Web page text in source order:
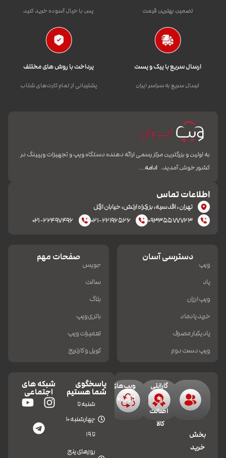
تضمین بهترین قیمت پس با خیال آسوده خرید کنید
ارسال سریع با پیک و پست
ارسال سریع به سراسر ایران
پرداخت با روش های مختلف
پشتیبانی از تمام کارت‌های شتاب
به اولین و بزرگترین مرکز رسمی ارائه دهنده دستگاه ویپ و تجهیزات ویپینگ در
کشور خوش آمدید. ادامه…
اطلاعات تماس
تهران، اقدسیه، بزرکراه ارتش، خیابان ازگل
۰۹۳۳۵۵۷۷۷۲۳
۰۲۱-۲۲۱۹۶۵۲۶ ۰۲۱-۲۲۴۹۷۴۹۶
دسترسی آسان
ویپ
پاد
ویپ ارزان
خرید پادماد
پاد یکبار مصرف
ویپ دست دوم
صفحات مهم
جویس
سالت
بلاگ
باتری ویپ
تعمیرات ویپ
کویل و کارتریج
بخش
خرید
گارانتی
و
اصالت
کالا
ویپ‌های
کارکرده
پاسخگوی
شما هستیم
شنبه تا
چهارشنبه 10
تا 19
روزهای پنج
شبکه های
اجتماعی